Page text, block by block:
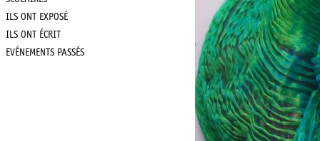
ILS ONT EXPOSÉ
ILS ONT ÉCRIT
EVÉNEMENTS PASSÉS